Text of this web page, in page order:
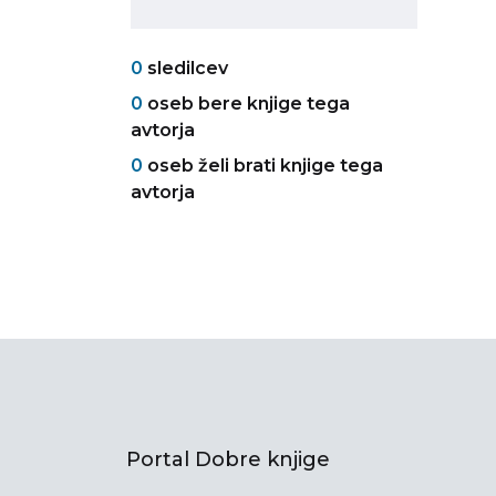
0 sledilcev
0 oseb bere knjige tega
avtorja
0 oseb želi brati knjige tega
avtorja
Portal Dobre knjige